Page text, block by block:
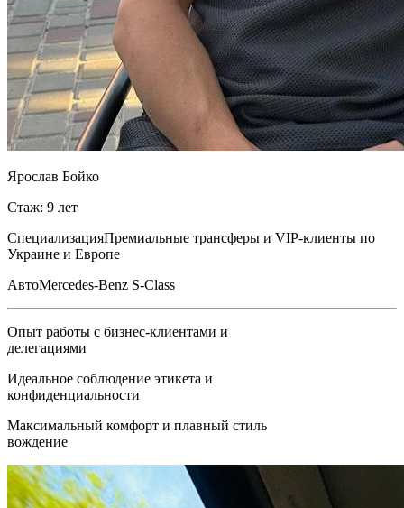
Ярослав Бойко
Стаж: 9 лет
СпециализацияПремиальные трансферы и VIP-клиенты по
Украине и Европе
АвтоMercedes-Benz S-Class
Опыт работы с бизнес-клиентами и
делегациями
Идеальное соблюдение этикета и
конфиденциальности
Максимальный комфорт и плавный стиль
вождение